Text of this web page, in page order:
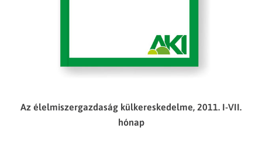
Az élelmiszergazdaság külkereskedelme, 2011. I-VII.
hónap